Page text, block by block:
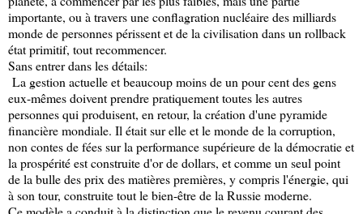
importante, ou à travers une conflagration nucléaire des milliards
monde de personnes périssent et de la civilisation dans un rollback
état primitif, tout recommencer.
Sans entrer dans les détails:
La gestion actuelle et beaucoup moins de un pour cent des gens
eux-mêmes doivent prendre pratiquement toutes les autres
personnes qui produisent, en retour, la création d'une pyramide
financière mondiale. Il était sur elle et le monde de la corruption,
non contes de fées sur la performance supérieure de la démocratie et
la prospérité est construite d'or de dollars, et comme un seul point
de la bulle des prix des matières premières, y compris l'énergie, qui
à son tour, construite tout le bien-être de la Russie moderne.